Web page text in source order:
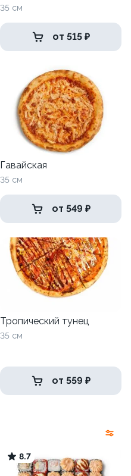
35 см
от 515 ₽
Гавайская
35 см
от 549 ₽
Тропический тунец
35 см
от 559 ₽
8.7